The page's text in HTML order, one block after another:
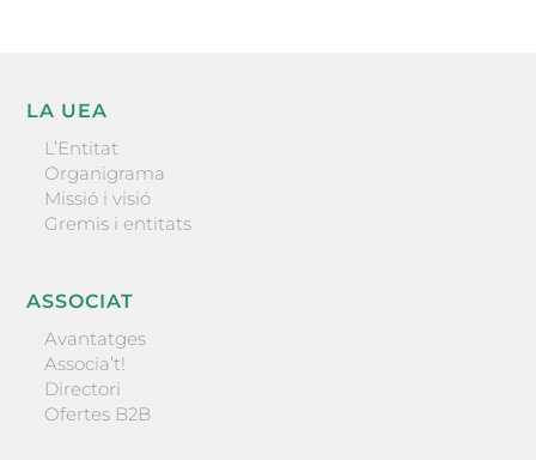
LA UEA
L’Entitat
Organigrama
Missió i visió
Gremis i entitats
ASSOCIAT
Avantatges
Associa’t!
Directori
Ofertes B2B